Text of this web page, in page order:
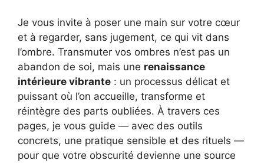
Je vous invite à poser une main sur votre cœur
et à regarder, sans jugement, ce qui vit dans
l’ombre. Transmuter vos ombres n’est pas un
abandon de soi, mais une renaissance
intérieure vibrante : un processus délicat et
puissant où l’on accueille, transforme et
réintègre des parts oubliées. À travers ces
pages, je vous guide — avec des outils
concrets, une pratique sensible et des rituels —
pour que votre obscurité devienne une source